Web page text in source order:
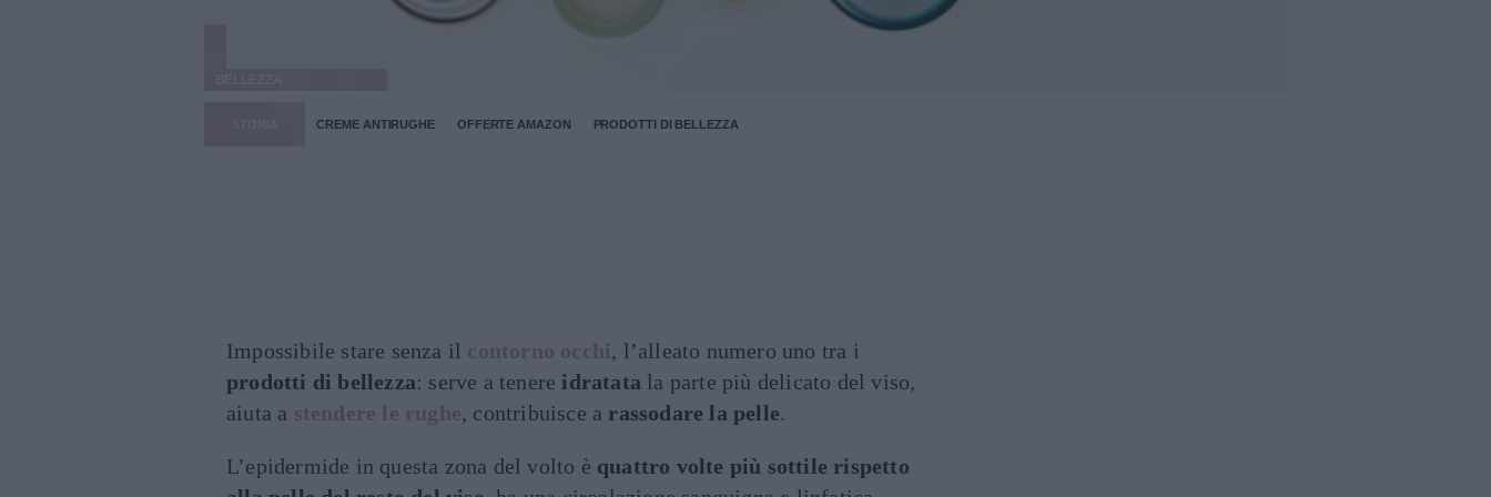
CREME ANTIRUGHE OFFERTE AMAZON PRODOTTI DI BELLEZZA
Impossibile stare senza il contorno occhi, l’alleato numero uno tra i
prodotti di bellezza: serve a tenere idratata la parte più delicato del viso,
aiuta a stendere le rughe, contribuisce a rassodare la pelle.
L’epidermide in questa zona del volto è quattro volte più sottile rispetto